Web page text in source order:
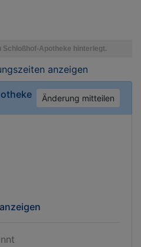
anzeigen
Änderung mitteilen